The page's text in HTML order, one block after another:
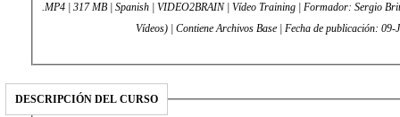
.MP4 | 317 MB | Spanish | VIDEO2BRAIN | Vídeo Training | Formador: Sergio
Vídeos) | Contiene Archivos Base | Fecha de publicación: 09-
DESCRIPCIÓN DEL CURSO